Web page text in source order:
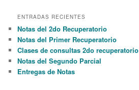
r
h
ENTRADAS RECIENTES
Notas del 2do Recuperatorio
Notas del Primer Recuperatorio
Clases de consultas 2do recuperatorio
Notas del Segundo Parcial
Entregas de Notas